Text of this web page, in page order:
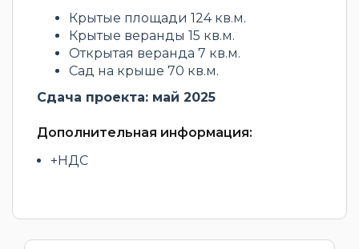
Крытые площади 124 кв.м.
Крытые веранды 15 кв.м.
Открытая веранда 7 кв.м.
Сад на крыше 70 кв.м.
Сдача проекта: май 2025
Дополнительная информация:
+НДС